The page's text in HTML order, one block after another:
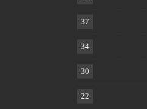
37
34
30
22